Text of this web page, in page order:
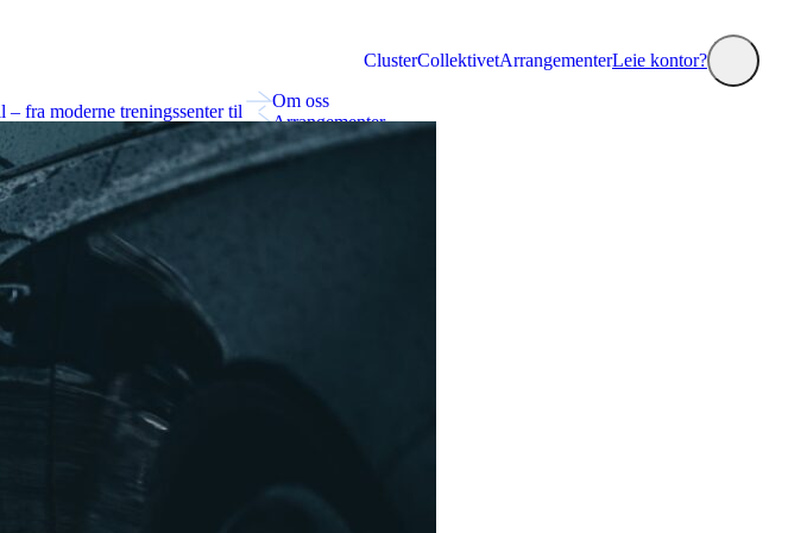
ClusterCollektivetArrangementerLeie kontor?
fra moderne treningssenter til
møterom.
Om oss
Arrangementer
Collektivet
Nyheter